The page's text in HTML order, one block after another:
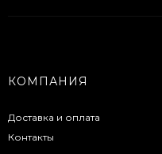
КОМПАНИЯ
Доставка и оплата
Контакты